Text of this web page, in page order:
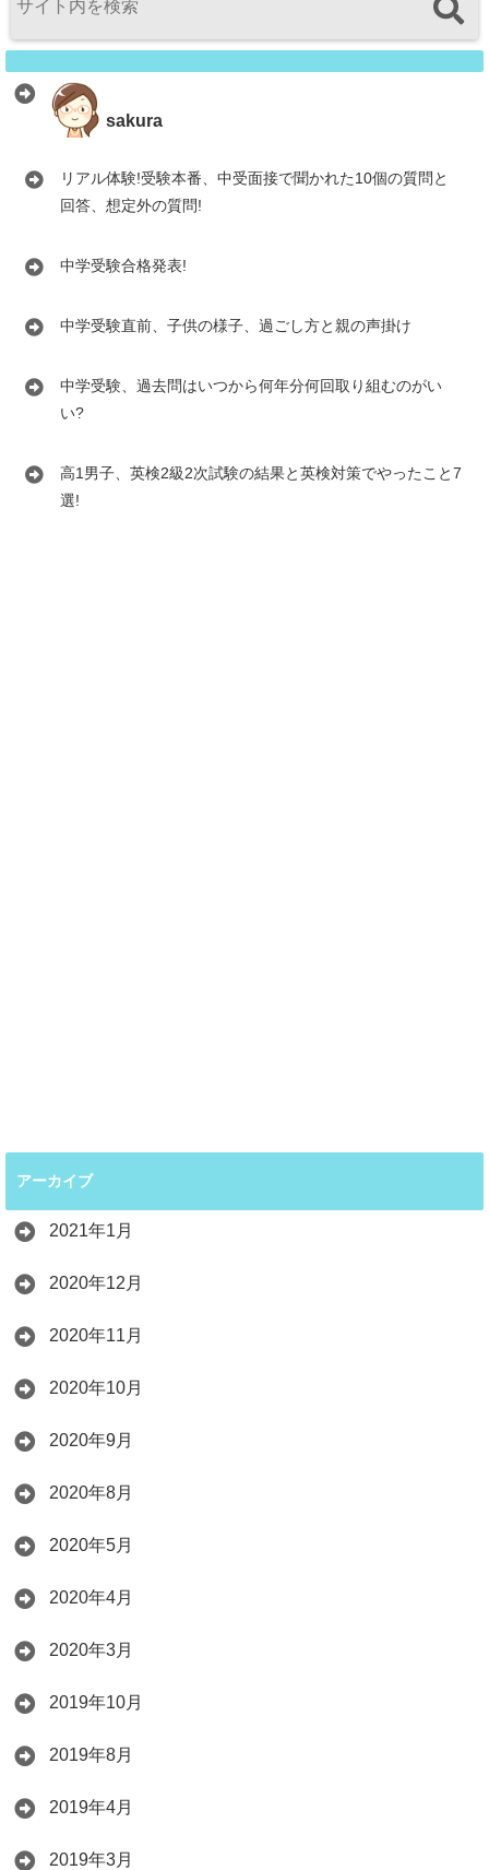
sakura
リアル体験!受験本番、中受面接で聞かれた10個の質問と
回答、想定外の質問!
中学受験合格発表!
中学受験直前、子供の様子、過ごし方と親の声掛け
中学受験、過去問はいつから何年分何回取り組むのがい
い?
高1男子、英検2級2次試験の結果と英検対策でやったこと7
選!
アーカイブ
2021年1月
2020年12月
2020年11月
2020年10月
2020年9月
2020年8月
2020年5月
2020年4月
2020年3月
2019年10月
2019年8月
2019年4月
2019年3月